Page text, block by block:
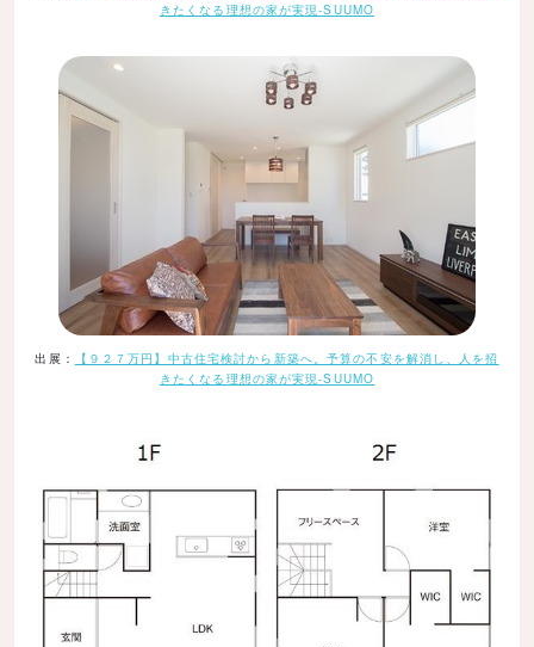
きたくなる理想の家が実現-SUUMO
出展：
【９２７万円】中古住宅検討から新築へ。予算の不安を解消し、人を招
きたくなる理想の家が実現-SUUMO